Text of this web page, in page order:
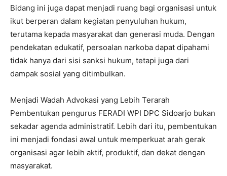
Bidang ini juga dapat menjadi ruang bagi organisasi untuk
ikut berperan dalam kegiatan penyuluhan hukum,
terutama kepada masyarakat dan generasi muda. Dengan
pendekatan edukatif, persoalan narkoba dapat dipahami
tidak hanya dari sisi sanksi hukum, tetapi juga dari
dampak sosial yang ditimbulkan.
Menjadi Wadah Advokasi yang Lebih Terarah
Pembentukan pengurus FERADI WPI DPC Sidoarjo bukan
sekadar agenda administratif. Lebih dari itu, pembentukan
ini menjadi fondasi awal untuk memperkuat arah gerak
organisasi agar lebih aktif, produktif, dan dekat dengan
masyarakat.